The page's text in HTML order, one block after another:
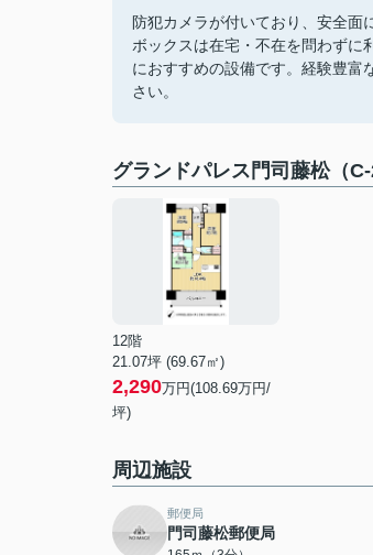
防犯カメラが付いており、安全面
ボックスは在宅・不在を問わずに
におすすめの設備です。経験豊富
さい。
グランドパレス門司藤松（
12階
21.07坪 (69.67㎡)
2,290万円(108.69万円/
坪)
周辺施設
郵便局
門司藤松郵便局